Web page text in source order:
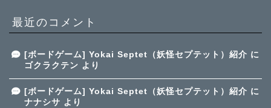
最近のコメント
[ボードゲーム] Yokai Septet（妖怪セプテット）紹介 に
ゴクラクテン より
[ボードゲーム] Yokai Septet（妖怪セプテット）紹介 に
ナナシサ より